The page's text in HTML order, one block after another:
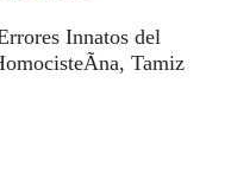
Innatos del
Tamiz